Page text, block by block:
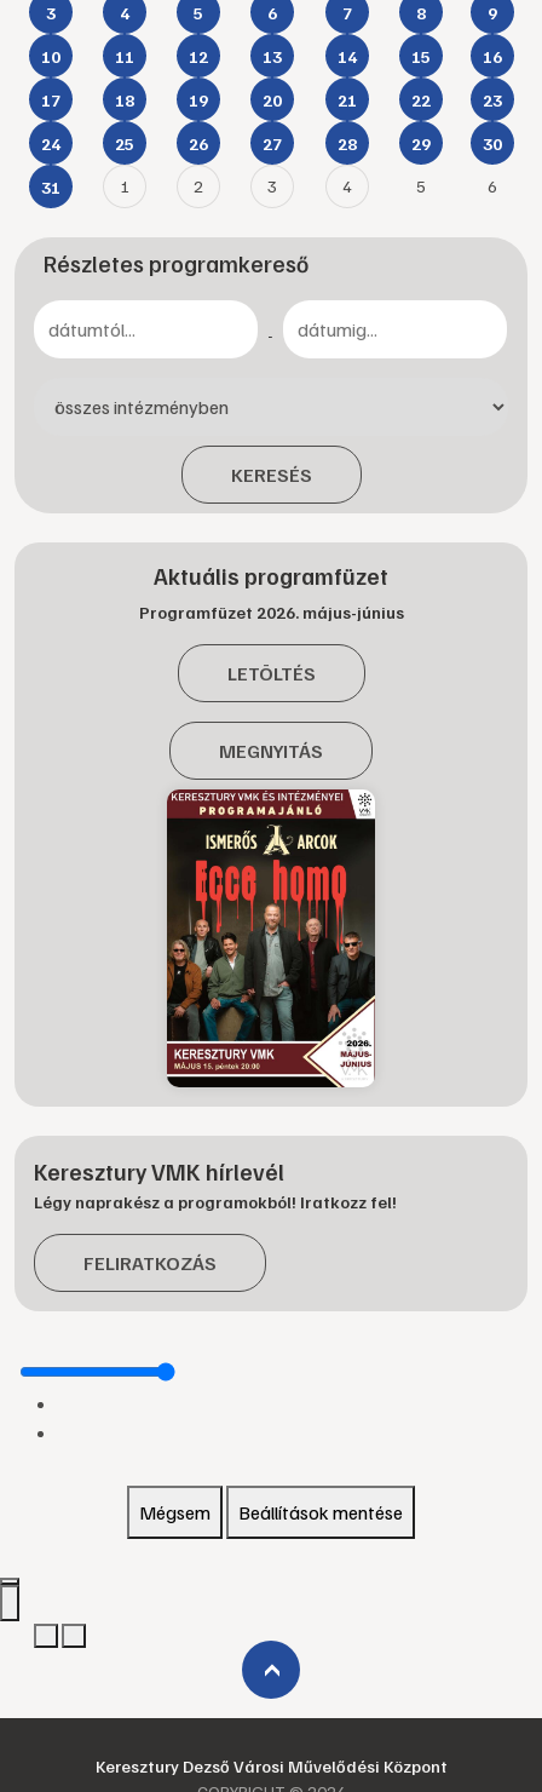
3 4 5 6 7 8 9
10 11 12 13 14 15 16
17 18 19 20 21 22 23
24 25 26 27 28 29 30
31 1 2 3 4 5 6
Részletes programkereső
-
KERESÉS
Aktuális programfüzet
Programfüzet 2026. május-június
LETÖLTÉS
MEGNYITÁS
Keresztury VMK hírlevél
Légy naprakész a programokból! Iratkozz fel!
FELIRATKOZÁS
Mégsem Beállítások mentése
›
Keresztury Dezső Városi Művelődési Központ